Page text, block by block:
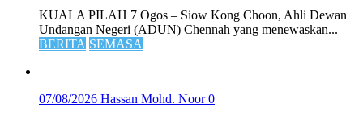
KUALA PILAH 7 Ogos – Siow Kong Choon, Ahli Dewan
Undangan Negeri (ADUN) Chennah yang menewaskan...
BERITA SEMASA
07/08/2026 Hassan Mohd. Noor0